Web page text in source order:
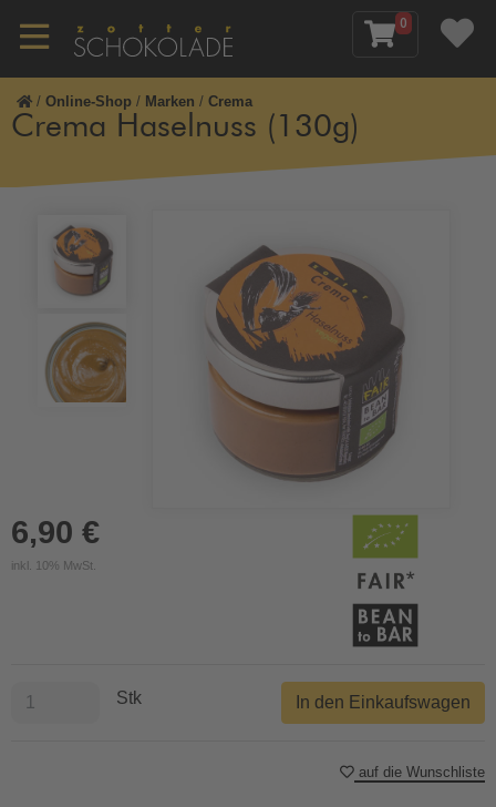
0
/ Online-Shop / Marken / Crema
Crema Haselnuss (130g)
6,90 €
inkl. 10% MwSt.
Stk In den Einkaufswagen
auf die Wunschliste